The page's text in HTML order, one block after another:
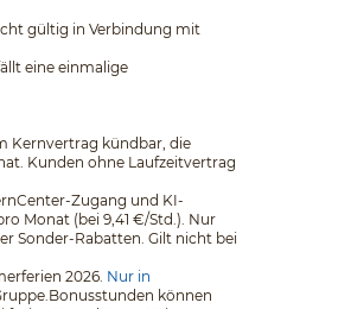
gültig in Verbindung mit
eine einmalige
Kernvertrag kündbar, die
Kunden ohne Laufzeitvertrag
Zugang und KI-
Monat (bei 9,41 €/Std.). Nur
Sonder-Rabatten. Gilt nicht bei
2026. Nur in
können